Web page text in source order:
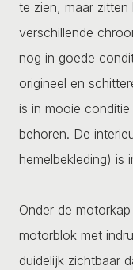
te zien, maar
verschillende
nog in goede
origineel en
is in mooie
behoren. De
hemelbekleding) is
Onder de
motorblok met
duidelijk zichtbaar